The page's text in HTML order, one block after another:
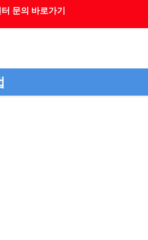
문의 바로가기